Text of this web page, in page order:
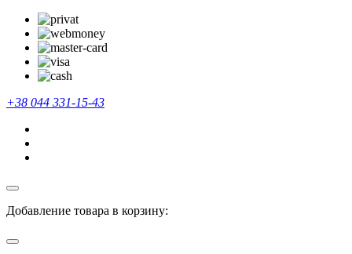
+38 044 331-15-43
Добавление товара в корзину: